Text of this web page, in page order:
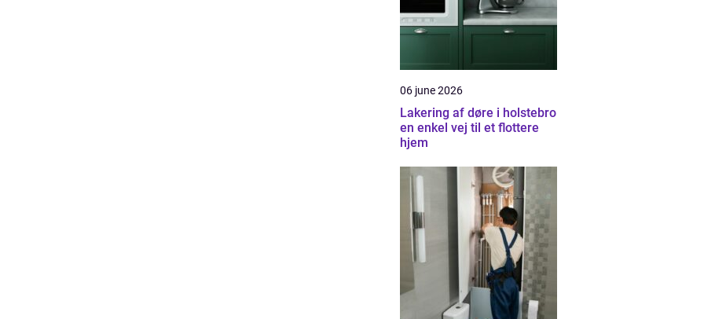
06 june 2026
Lakering af døre i holstebro
en enkel vej til et flottere
hjem